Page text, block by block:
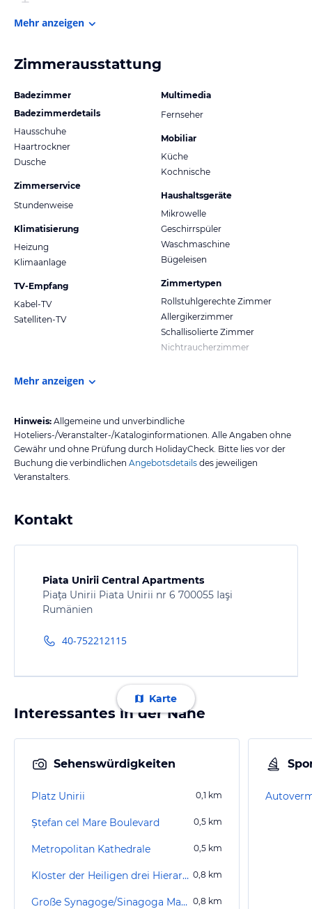
Mehr anzeigen
Zimmerausstattung
Badezimmer
Badezimmerdetails
Hausschuhe
Haartrockner
Dusche
Zimmerservice
Stundenweise
Klimatisierung
Heizung
Klimaanlage
TV-Empfang
Kabel-TV
Satelliten-TV
Multimedia
Fernseher
Mobiliar
Küche
Kochnische
Haushaltsgeräte
Mikrowelle
Geschirrspüler
Waschmaschine
Bügeleisen
Zimmertypen
Rollstuhlgerechte Zimmer
Allergikerzimmer
Schallisolierte Zimmer
Nichtraucherzimmer
Mehr anzeigen
Hinweis: Allgemeine und unverbindliche
Hoteliers-/Veranstalter-/Kataloginformationen. Alle Angaben ohne
Gewähr und ohne Prüfung durch HolidayCheck. Bitte lies vor der
Buchung die verbindlichen Angebotsdetails des jeweiligen
Veranstalters.
Kontakt
Piata Unirii Central Apartments
Piața Unirii Piata Unirii nr 6 700055 Iaşi
Rumänien
40-752212115
Karte
Interessantes in der Nähe
Sehenswürdigkeiten
Platz Unirii 0,1 km
Ștefan cel Mare Boulevard 0,5 km
Metropolitan Kathedrale 0,5 km
Kloster der Heiligen drei Hierarchen Iasi 0,8 km
Große Synagoge/Sinagoga Mare 0,8 km